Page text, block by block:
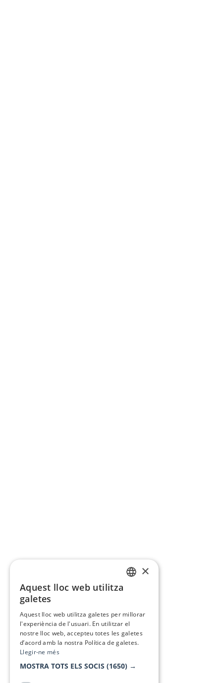
×
Aquest lloc web utilitza
galetes
Aquest lloc web utilitza galetes per millorar
l'experiència de l'usuari. En utilitzar el
nostre lloc web, accepteu totes les galetes
d’acord amb la nostra Política de galetes.
Llegir-ne més
MOSTRA TOTS ELS SOCIS (1650) →